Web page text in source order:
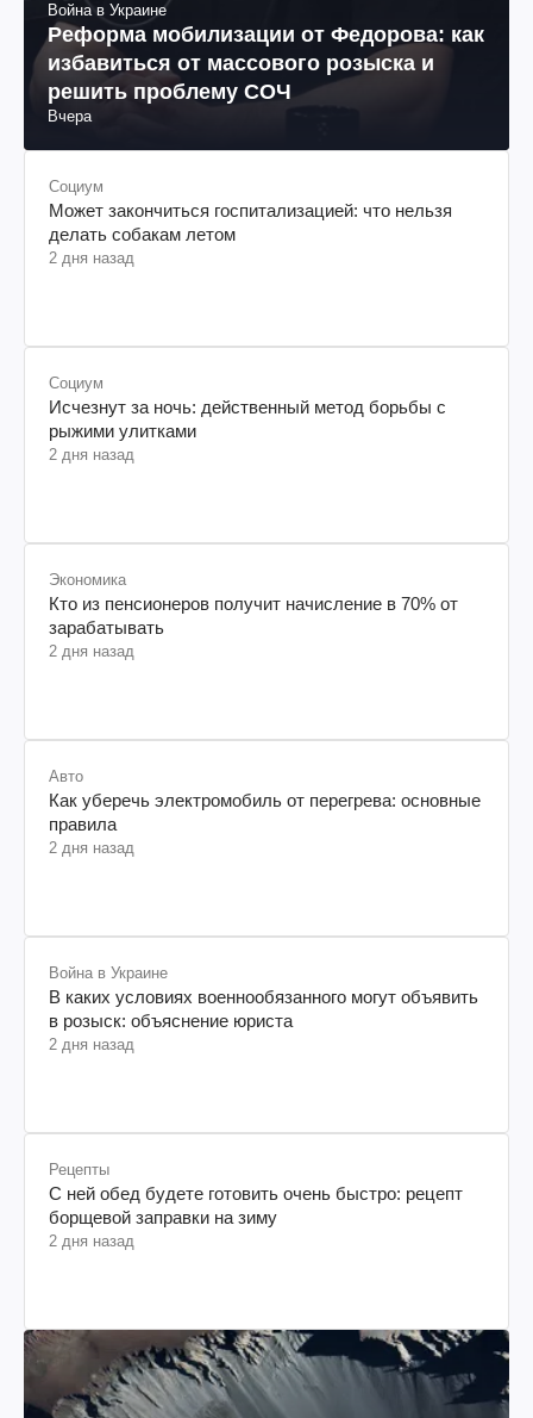
Война в Украине
Реформа мобилизации от Федорова: как
избавиться от массового розыска и
решить проблему СОЧ
Вчера
Социум
Может закончиться госпитализацией: что нельзя
делать собакам летом
2 дня назад
Социум
Исчезнут за ночь: действенный метод борьбы с
рыжими улитками
2 дня назад
Экономика
Кто из пенсионеров получит начисление в 70% от
зарабатывать
2 дня назад
Авто
Как уберечь электромобиль от перегрева: основные
правила
2 дня назад
Война в Украине
В каких условиях военнообязанного могут объявить
в розыск: объяснение юриста
2 дня назад
Рецепты
С ней обед будете готовить очень быстро: рецепт
борщевой заправки на зиму
2 дня назад